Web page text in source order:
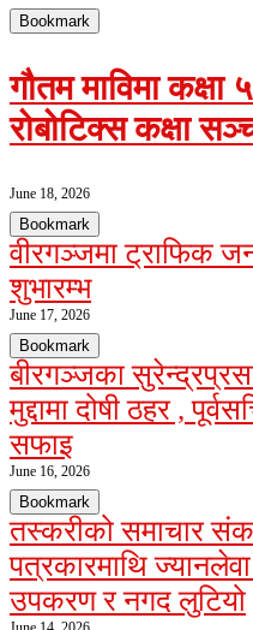
Bookmark
गौतम माविमा कक्षा
रोबोटिक्स कक्षा
June 18, 2026
Bookmark
वीरगञ्जमा ट्राफिक
शुभारम्भ
June 17, 2026
Bookmark
बीरगञ्जका
मुद्दामा दोषी ठहर ,
सफाइ
June 16, 2026
Bookmark
तस्करीको समाचार
पत्रकारमाथि
उपकरण र नगद लुटियो